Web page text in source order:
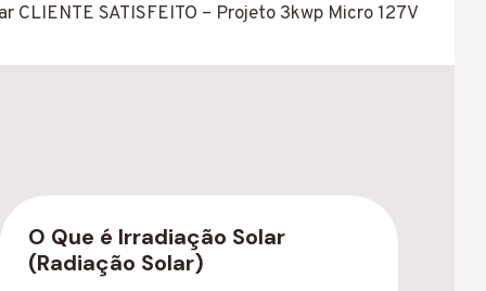
CLIENTE SATISFEITO – Projeto 3kwp Micro 127V
O Que é Irradiação Solar
(Radiação Solar)